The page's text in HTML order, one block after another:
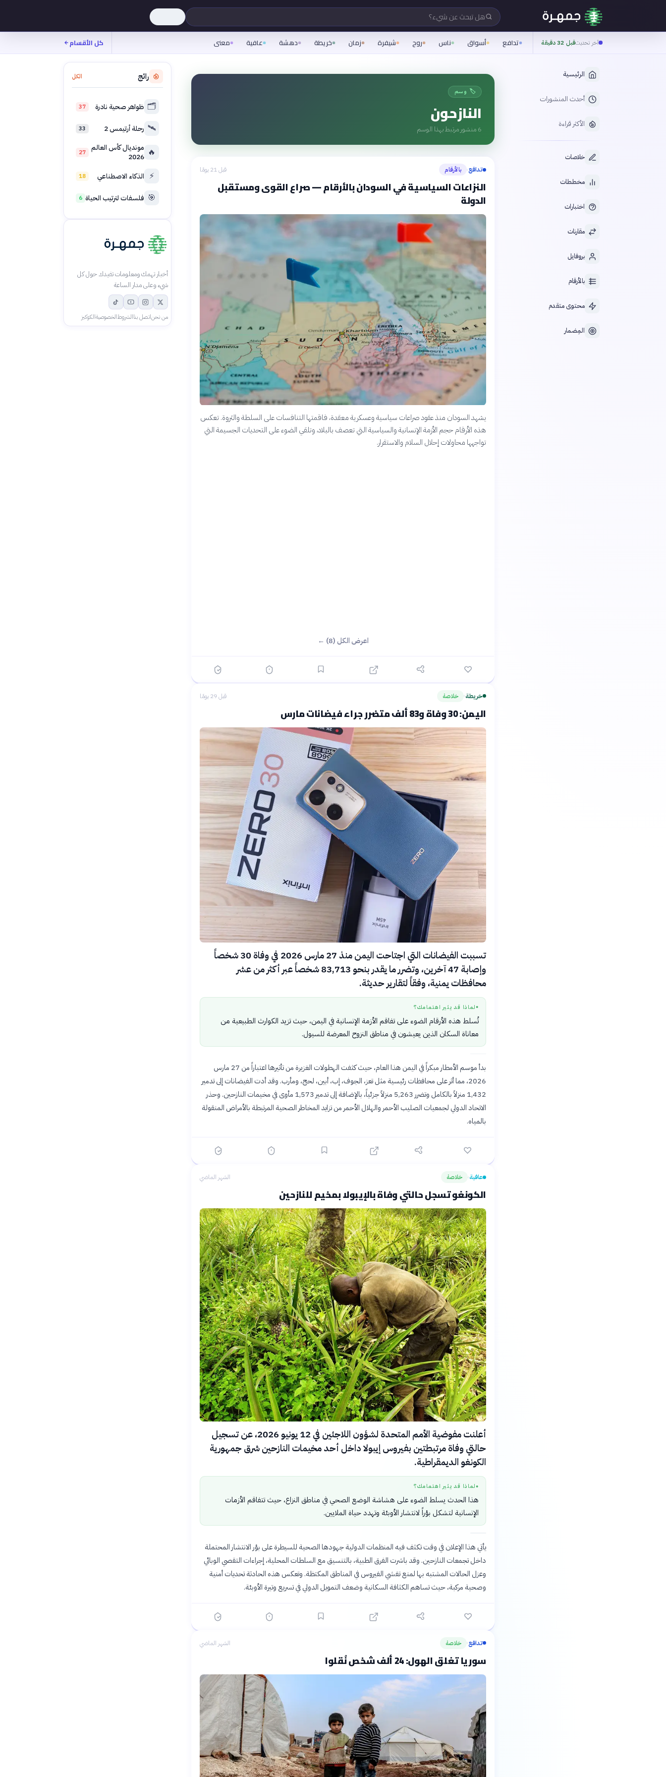
هل تبحث عن شيء؟
آخر تحديثقبل 32 دقيقة تدافع أسواق ناس روح شيفرة زمان خريطة دهشة عافية معنى كل الأقسام
الرئيسية
أحدث المنشورات
الأكثر قراءة
خلاصات
مخططات
اختبارات
مقارنات
بروفايل
بالأرقام
محتوى متقدم
المِضمار
🏷️ وسم
النازحون
6 منشور مرتبط بهذا الوسم
تدافع› بالأرقام قبل 21 يومًا
النزاعات السياسية في السودان بالأرقام — صراع القوى ومستقبل
الدولة
يشهد السودان منذ عقود صراعات سياسية وعسكرية معقدة، فاقمتها التنافسات على السلطة والثروة. تعكس
هذه الأرقام حجم الأزمة الإنسانية والسياسية التي تعصف بالبلاد، وتلقي الضوء على التحديات الجسيمة التي
تواجهها محاولات إحلال السلام والاستقرار.
اعرض الكل (8) ←
خريطة› خلاصة قبل 29 يومًا
اليمن: 30 وفاة و83 ألف متضرر جراء فيضانات مارس
تسببت الفيضانات التي اجتاحت اليمن منذ 27 مارس 2026 في وفاة 30 شخصاً
وإصابة 47 آخرين، وتضرر ما يقدر بنحو 83,713 شخصاً عبر أكثر من عشر
محافظات يمنية، وفقاً لتقارير حديثة.
● لماذا قد يثير اهتمامك؟
تُسلط هذه الأرقام الضوء على تفاقم الأزمة الإنسانية في اليمن، حيث تزيد الكوارث الطبيعية من
معاناة السكان الذين يعيشون في مناطق النزوح المعرضة للسيول.
بدأ موسم الأمطار مبكراً في اليمن هذا العام، حيث كثفت الهطولات الغزيرة من تأثيرها اعتباراً من 27 مارس
2026، مما أثر على محافظات رئيسية مثل تعز، الجوف، إب، أبين، لحج، ومأرب. وقد أدت الفيضانات إلى تدمير
1,432 منزلاً بالكامل وتضرر 5,263 منزلاً جزئياً، بالإضافة إلى تدمير 1,573 مأوى في مخيمات النازحين. وحذر
الاتحاد الدولي لجمعيات الصليب الأحمر والهلال الأحمر من تزايد المخاطر الصحية المرتبطة بالأمراض المنقولة
بالمياه.
عافية› خلاصة الشهر الماضي
الكونغو تسجل حالتي وفاة بالإيبولا بمخيم للنازحين
أعلنت مفوضية الأمم المتحدة لشؤون اللاجئين في 12 يونيو 2026، عن تسجيل
حالتي وفاة مرتبطتين بفيروس إيبولا داخل أحد مخيمات النازحين شرق جمهورية
الكونغو الديمقراطية.
● لماذا قد يثير اهتمامك؟
هذا الحدث يسلط الضوء على هشاشة الوضع الصحي في مناطق النزاع، حيث تتفاقم الأزمات
الإنسانية لتشكل بؤراً لانتشار الأوبئة وتهدد حياة الملايين.
يأتي هذا الإعلان في وقت تكثف فيه المنظمات الدولية جهودها الصحية للسيطرة على بؤر الانتشار المحتملة
داخل تجمعات النازحين. وقد باشرت الفرق الطبية، بالتنسيق مع السلطات المحلية، إجراءات التقصي الوبائي
وعزل الحالات المشتبه بها لمنع تفشي الفيروس في المناطق المكتظة. وتعكس هذه الحادثة تحديات أمنية
وصحية مركبة، حيث تساهم الكثافة السكانية وضعف التمويل الدولي في تسريع وتيرة الأوبئة.
تدافع› خلاصة الشهر الماضي
سوريا تغلق الهول: 24 ألف شخص نُقلوا
رائج الكل
🗂️ ظواهر صحية نادرة 37
🛰️ رحلة أرتيمس 2 33
🔥 مونديال كأس العالم
2026
27
⚡ الذكاء الاصطناعي 18
🎯 فلسفات لترتيب الحياة 6
أخبار تهمك ومعلومات تفيدك حول كل
شيء وعلى مدار الساعة
من نحناتصل بناالشروطالخصوصيةالكوكيز